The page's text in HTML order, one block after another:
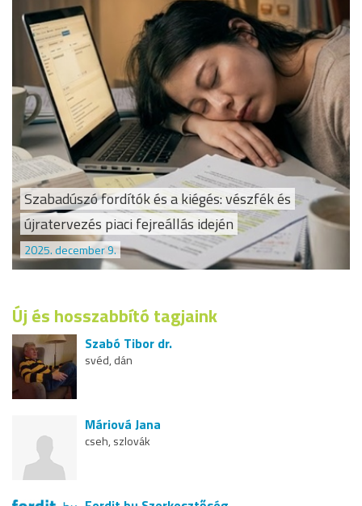
Szabadúszó fordítók és a kiégés: vészfék és
újratervezés piaci fejreállás idején
2025. december 9.
Új és hosszabbító tagjaink
Szabó Tibor dr.
svéd, dán
Máriová Jana
cseh, szlovák